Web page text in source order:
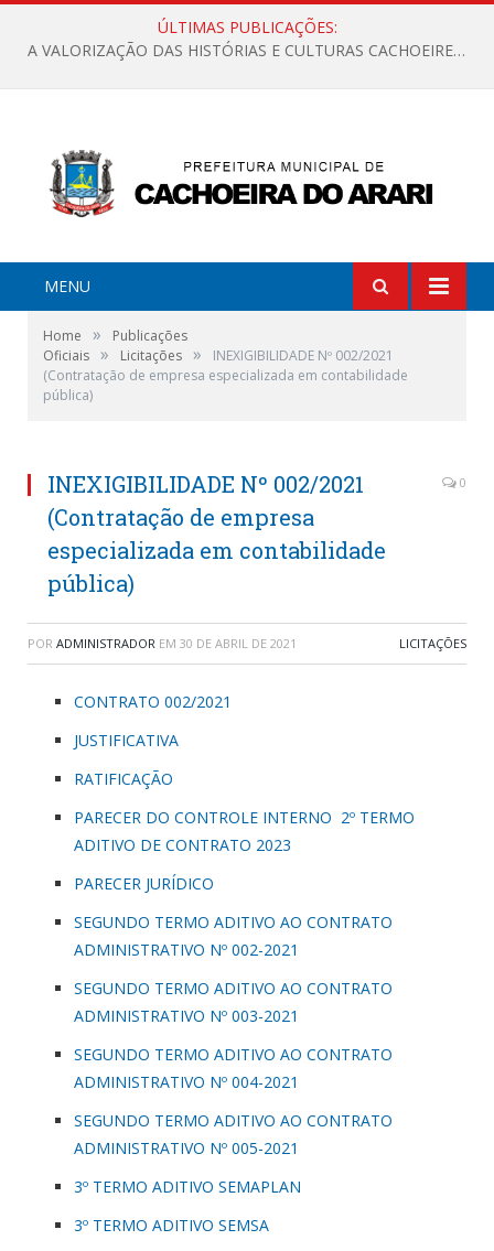
ÚLTIMAS PUBLICAÇÕES:
A VALORIZAÇÃO DAS HISTÓRIAS E CULTURAS CACHOEIRENSES
MENU
Home »
Publicações
Oficiais » Licitações »
INEXIGIBILIDADE Nº 002/2021
(Contratação de empresa especializada em contabilidade
pública)
INEXIGIBILIDADE Nº 002/2021
(Contratação de empresa
especializada em contabilidade
pública)
0
POR ADMINISTRADOR EM 30 DE ABRIL DE 2021 LICITAÇÕES
CONTRATO 002/2021
JUSTIFICATIVA
RATIFICAÇÃO
PARECER DO CONTROLE INTERNO 2º TERMO
ADITIVO DE CONTRATO 2023
PARECER JURÍDICO
SEGUNDO TERMO ADITIVO AO CONTRATO
ADMINISTRATIVO Nº 002-2021
SEGUNDO TERMO ADITIVO AO CONTRATO
ADMINISTRATIVO Nº 003-2021
SEGUNDO TERMO ADITIVO AO CONTRATO
ADMINISTRATIVO Nº 004-2021
SEGUNDO TERMO ADITIVO AO CONTRATO
ADMINISTRATIVO Nº 005-2021
3º TERMO ADITIVO SEMAPLAN
3º TERMO ADITIVO SEMSA